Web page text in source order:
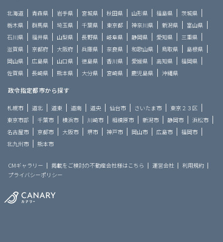
北海道 青森県 岩手県 宮城県 秋田県 山形県 福島県
茨城県
栃木県
群馬県 埼玉県 千葉県 東京都 神奈川県 新潟県
富山県
石川県
福井県 山梨県 長野県 岐阜県 静岡県 愛知県
三重県
滋賀県
京都府 大阪府 兵庫県 奈良県 和歌山県 鳥取県
島根県
岡山県
広島県 山口県 徳島県 香川県 愛媛県 高知県
福岡県
佐賀県
長崎県 熊本県 大分県 宮崎県 鹿児島県 沖縄県
政令指定都市から探す
札幌市 道北 道東 道南 道央 仙台市 さいたま市
東京２３区
東京市部
千葉市 横浜市 川崎市 相模原市 新潟市 静岡市
浜松市
名古屋市
京都市 大阪市 堺市 神戸市 岡山市 広島市
福岡市
北九州市
熊本市
CMギャラリー 掲載をご検討の不動産会社様はこちら 運営会社
利用規約
プライバシーポリシー